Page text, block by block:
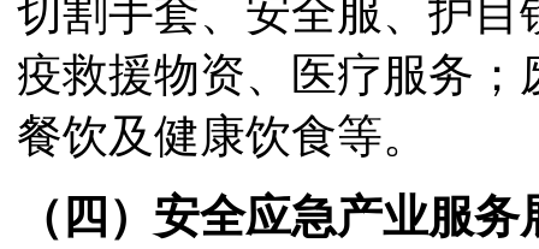
切割手套、安全服、护
疫救援物资、医疗服务
餐饮及健康饮食等。
（四）安全应急产业服务